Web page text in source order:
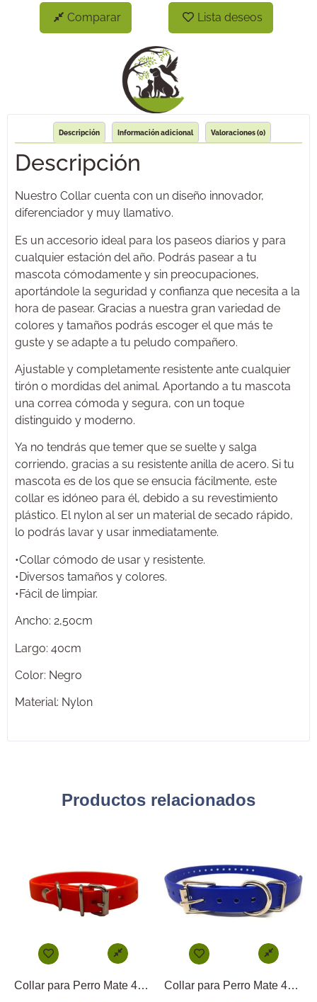
Comparar Lista deseos
Descripción Información adicional Valoraciones (0)
Descripción
Nuestro Collar cuenta con un diseño innovador,
diferenciador y muy llamativo.
Es un accesorio ideal para los paseos diarios y para
cualquier estación del año. Podrás pasear a tu
mascota cómodamente y sin preocupaciones,
aportándole la seguridad y confianza que necesita a la
hora de pasear. Gracias a nuestra gran variedad de
colores y tamaños podrás escoger el que más te
guste y se adapte a tu peludo compañero.
Ajustable y completamente resistente ante cualquier
tirón o mordidas del animal. Aportando a tu mascota
una correa cómoda y segura, con un toque
distinguido y moderno.
Ya no tendrás que temer que se suelte y salga
corriendo, gracias a su resistente anilla de acero. Si tu
mascota es de los que se ensucia fácilmente, este
collar es idóneo para él, debido a su revestimiento
plástico. El nylon al ser un material de secado rápido,
lo podrás lavar y usar inmediatamente.
•Collar cómodo de usar y resistente.
•Diversos tamaños y colores.
•Fácil de limpiar.
Ancho: 2,50cm
Largo: 40cm
Color: Negro
Material: Nylon
Productos relacionados
Collar para Perro Mate 45×1,6cm – (Naranja) Collar para Perro Mate 40×2,5cm – (Morado)